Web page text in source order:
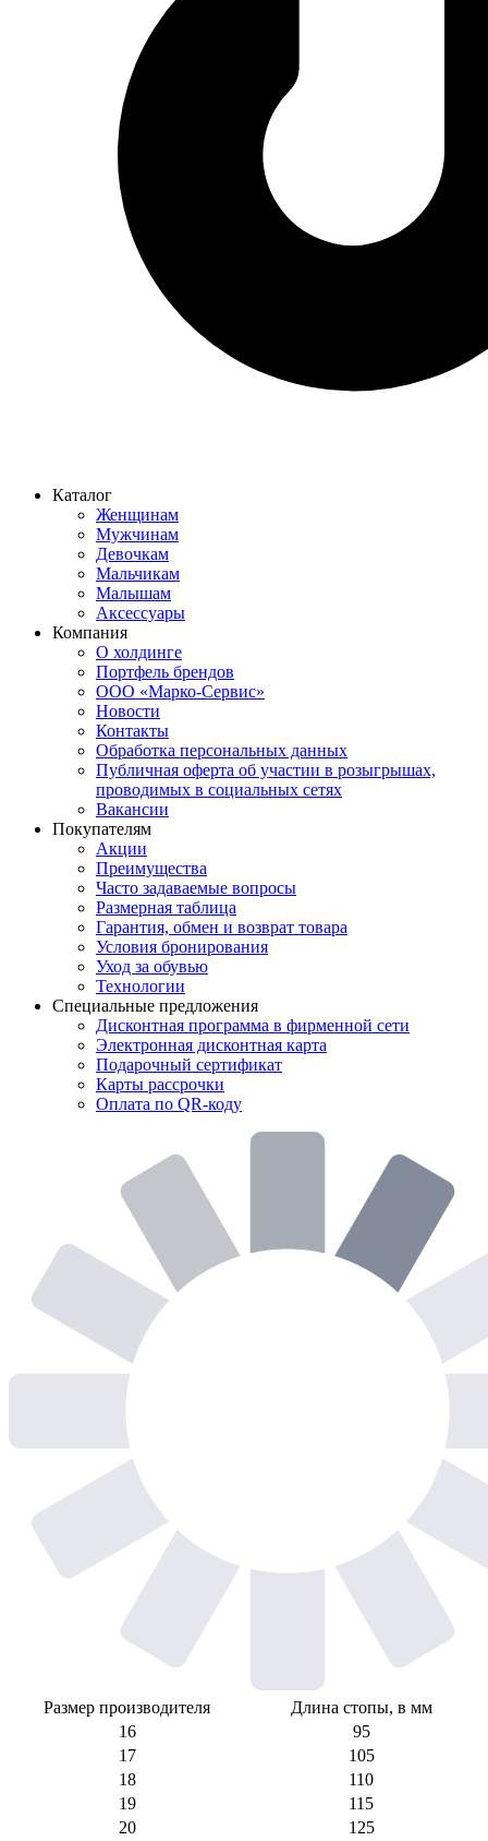
Каталог
Женщинам
Мужчинам
Девочкам
Мальчикам
Малышам
Аксессуары
Компания
О холдинге
Портфель брендов
ООО «Марко-Сервис»
Новости
Контакты
Обработка персональных данных
Публичная оферта об участии в розыгрышах,
проводимых в социальных сетях
Вакансии
Покупателям
Акции
Преимущества
Часто задаваемые вопросы
Размерная таблица
Гарантия, обмен и возврат товара
Условия бронирования
Уход за обувью
Технологии
Специальные предложения
Дисконтная программа в фирменной сети
Электронная дисконтная карта
Подарочный сертификат
Карты рассрочки
Оплата по QR-коду
Размер производителя
Длина стопы, в мм
16
95
17
105
18
110
19
115
20
125